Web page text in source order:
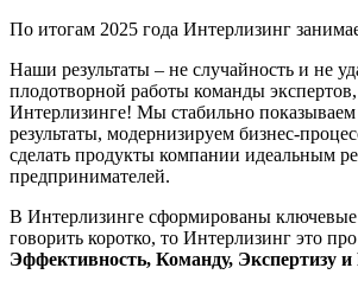
По итогам 2025 года Интерлизинг
Наши результаты – не случайность и не
плодотворной работы команды
Интерлизинге! Мы стабильно
результаты, модернизируем бизнес-
сделать продукты компании идеальным
предпринимателей.
В Интерлизинге сформированы ключевые
говорить коротко, то Интерлизинг это про
Эффективность, Команду, Эксперти­зу и